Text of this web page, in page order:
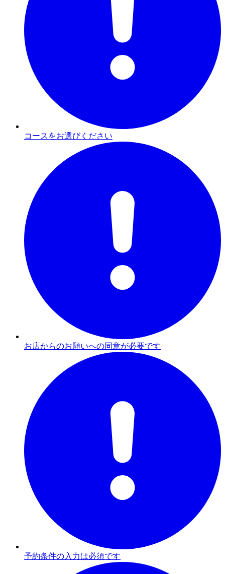
コースをお選びください
お店からのお願いへの同意が必要です
予約条件の入力は必須です